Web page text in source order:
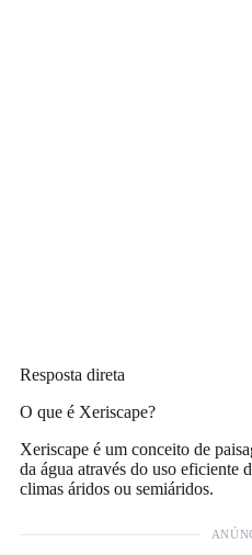
Resposta direta
O que é Xeriscape?
Xeriscape é um conceito de
da água através do uso eficiente
climas áridos ou semiáridos.